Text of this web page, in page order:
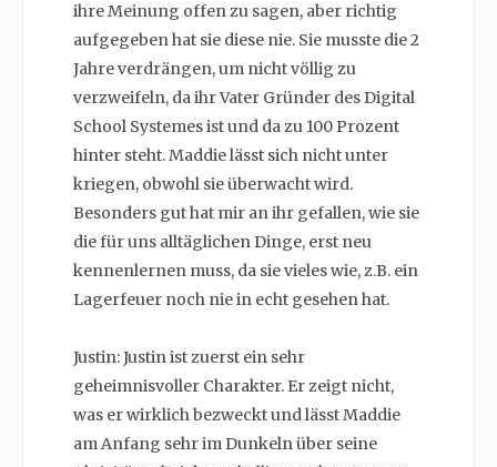
ihre Meinung offen zu sagen, aber richtig
aufgegeben hat sie diese nie. Sie musste die 2
Jahre verdrängen, um nicht völlig zu
verzweifeln, da ihr Vater Gründer des Digital
School Systemes ist und da zu 100 Prozent
hinter steht. Maddie lässt sich nicht unter
kriegen, obwohl sie überwacht wird.
Besonders gut hat mir an ihr gefallen, wie sie
die für uns alltäglichen Dinge, erst neu
kennenlernen muss, da sie vieles wie, z.B. ein
Lagerfeuer noch nie in echt gesehen hat.
Justin: Justin ist zuerst ein sehr
geheimnisvoller Charakter. Er zeigt nicht,
was er wirklich bezweckt und lässt Maddie
am Anfang sehr im Dunkeln über seine